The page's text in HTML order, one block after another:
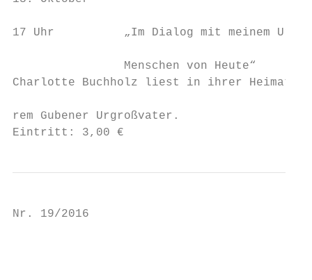
17 Uhr          „Im Dialog mit meinem
                Menschen von Heute“
Charlotte Buchholz liest in ihrer
rem Gubener Urgroßvater.
Eintritt: 3,00 €
Nr. 19/2016